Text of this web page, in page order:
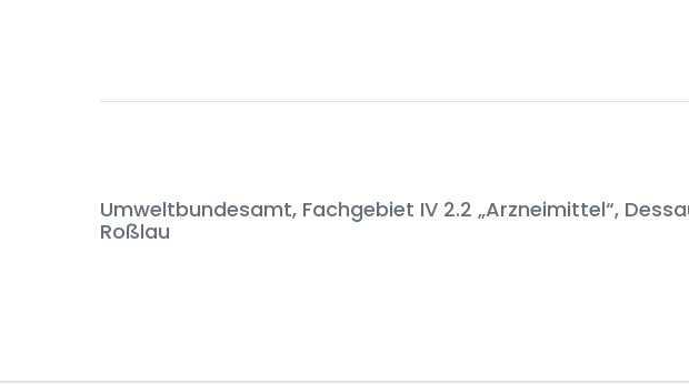
Umweltbundesamt, Fachgebiet IV 2.2 „Arzneimittel“,
Roßlau